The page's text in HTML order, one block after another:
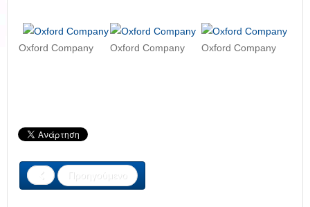
Oxford Company Oxford Company Oxford Company
Προηγούμενο